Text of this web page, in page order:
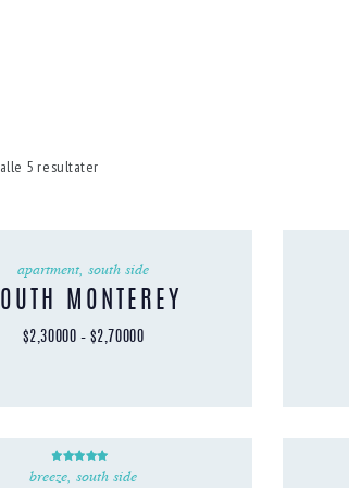
5 resultater
apartment south side
MONTEREY
$2,30000 – $2,70000
har
flere
varianter.
breeze, south side